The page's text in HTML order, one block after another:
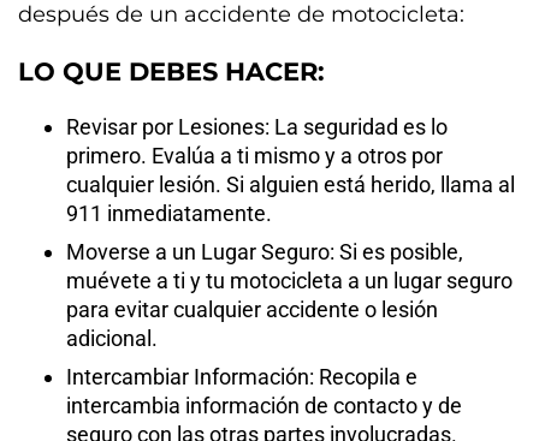
después de un accidente de motocicleta:
LO QUE DEBES HACER:
Revisar por Lesiones: La seguridad es lo
primero. Evalúa a ti mismo y a otros por
cualquier lesión. Si alguien está herido, llama al
911 inmediatamente.
Moverse a un Lugar Seguro: Si es posible,
muévete a ti y tu motocicleta a un lugar seguro
para evitar cualquier accidente o lesión
adicional.
Intercambiar Información: Recopila e
intercambia información de contacto y de
seguro con las otras partes involucradas.